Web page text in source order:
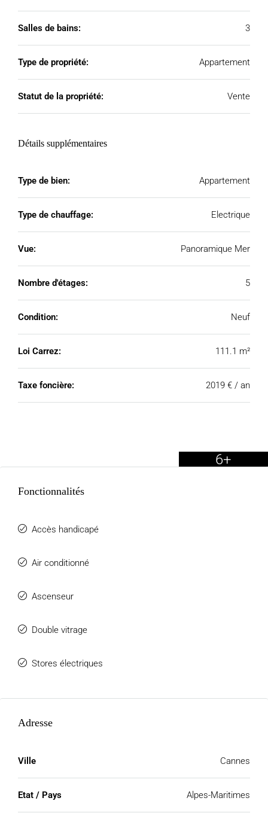
Salles de bains: 3
Type de propriété: Appartement
Statut de la propriété: Vente
Détails supplémentaires
Type de bien: Appartement
Type de chauffage: Electrique
Vue: Panoramique Mer
Nombre d'étages: 5
Condition: Neuf
Loi Carrez: 111.1 m²
Taxe foncière: 2019 € / an
6+
Fonctionnalités
Accès handicapé
Air conditionné
Ascenseur
Double vitrage
Stores électriques
Adresse
Ville Cannes
Etat / Pays Alpes-Maritimes